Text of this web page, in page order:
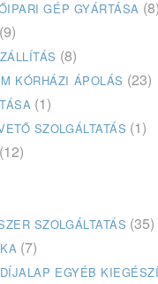
GÉP GYÁRTÁSA (8)
(9)
(8)
KÓRHÁZI ÁPOLÁS (23)
(1)
SZOLGÁLTATÁS (1)
(12)
SZOLGÁLTATÁS (35)
(7)
EGYÉB